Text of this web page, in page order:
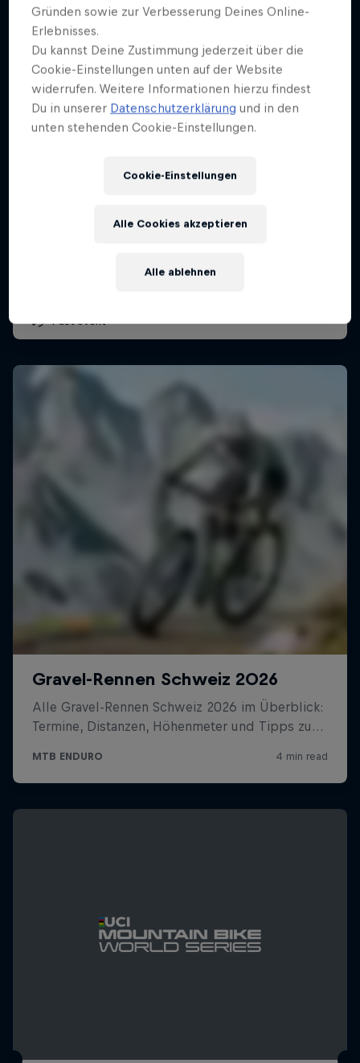
9 – 12 Oktober 2025
Past event
Gründen sowie zur Verbesserung Deines Online-
Erlebnisses.
Du kannst Deine Zustimmung jederzeit über die
Cookie-Einstellungen unten auf der Website
widerrufen. Weitere Informationen hierzu findest
Du in unserer Datenschutzerklärung und in den
unten stehenden Cookie-Einstellungen.
Cookie-Einstellungen
Alle ablehnen
Alle Cookies akzeptieren